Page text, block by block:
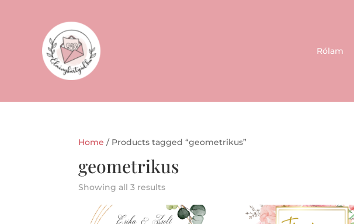
Rólam
Home / Products tagged “geometrikus”
geometrikus
Showing all 3 results